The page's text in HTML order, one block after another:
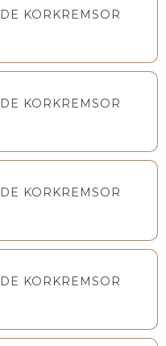
KORKREMSOR
KORKREMSOR
KORKREMSOR
KORKREMSOR